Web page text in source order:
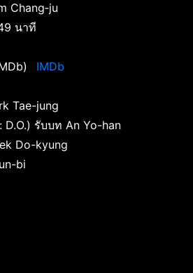
Chang‑ju
นาที
IMDb
Tae-jung
D.O.) รับบท An Yo-han
Do-kyung
bi